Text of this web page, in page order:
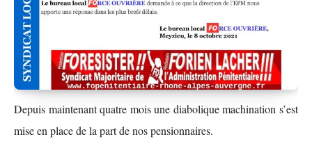
Depuis maintenant quatre mois une diabolique machination s’est
mise en place de la part de nos pensionnaires.